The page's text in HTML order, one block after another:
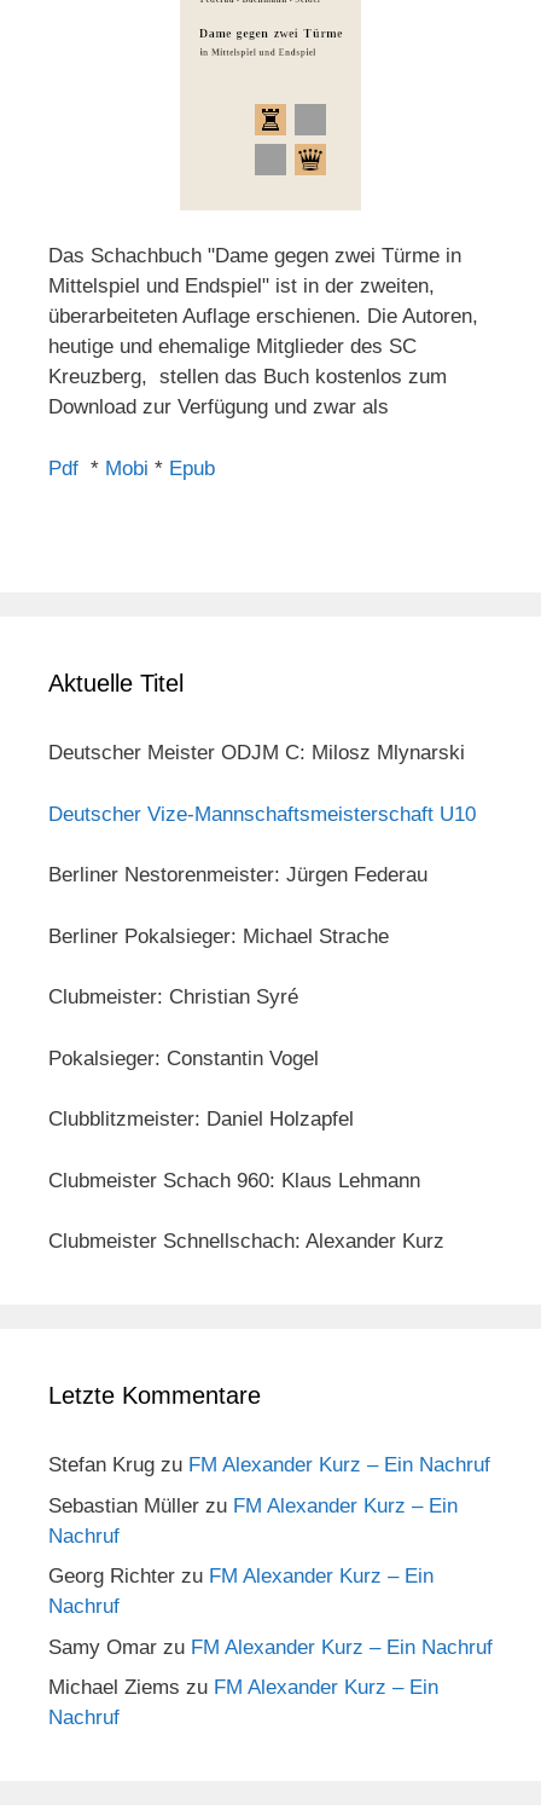
Das Schachbuch "Dame gegen zwei Türme in
Mittelspiel und Endspiel" ist in der zweiten,
überarbeiteten Auflage erschienen. Die Autoren,
heutige und ehemalige Mitglieder des SC
Kreuzberg, stellen das Buch kostenlos zum
Download zur Verfügung und zwar als
Pdf * Mobi * Epub
Aktuelle Titel
Deutscher Meister ODJM C: Milosz Mlynarski
Deutscher Vize-Mannschaftsmeisterschaft U10
Berliner Nestorenmeister: Jürgen Federau
Berliner Pokalsieger: Michael Strache
Clubmeister: Christian Syré
Pokalsieger: Constantin Vogel
Clubblitzmeister: Daniel Holzapfel
Clubmeister Schach 960: Klaus Lehmann
Clubmeister Schnellschach: Alexander Kurz
Letzte Kommentare
Stefan Krug zu FM Alexander Kurz – Ein Nachruf
Sebastian Müller zu FM Alexander Kurz – Ein
Nachruf
Georg Richter zu FM Alexander Kurz – Ein
Nachruf
Samy Omar zu FM Alexander Kurz – Ein Nachruf
Michael Ziems zu FM Alexander Kurz – Ein
Nachruf